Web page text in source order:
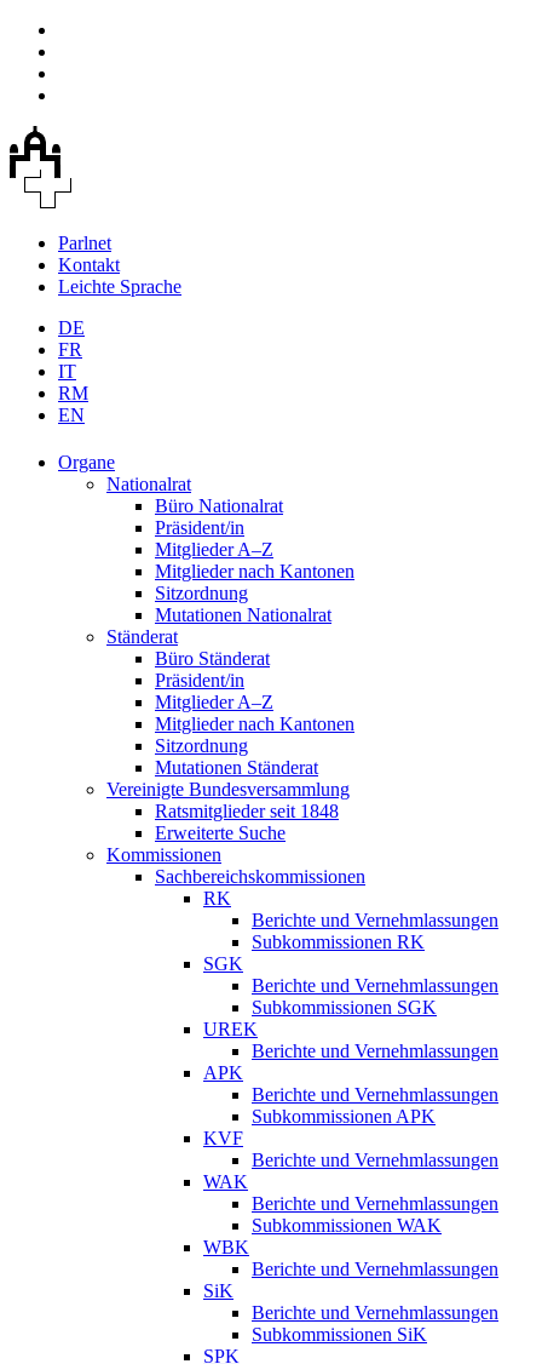
Parlnet
Kontakt
Leichte Sprache
DE
FR
IT
RM
EN
Organe
Nationalrat
Büro Nationalrat
Präsident/in
Mitglieder A–Z
Mitglieder nach Kantonen
Sitzordnung
Mutationen Nationalrat
Ständerat
Büro Ständerat
Präsident/in
Mitglieder A–Z
Mitglieder nach Kantonen
Sitzordnung
Mutationen Ständerat
Vereinigte Bundesversammlung
Ratsmitglieder seit 1848
Erweiterte Suche
Kommissionen
Sachbereichskommissionen
RK
Berichte und Vernehmlassungen
Subkommissionen RK
SGK
Berichte und Vernehmlassungen
Subkommissionen SGK
UREK
Berichte und Vernehmlassungen
APK
Berichte und Vernehmlassungen
Subkommissionen APK
KVF
Berichte und Vernehmlassungen
WAK
Berichte und Vernehmlassungen
Subkommissionen WAK
WBK
Berichte und Vernehmlassungen
SiK
Berichte und Vernehmlassungen
Subkommissionen SiK
SPK